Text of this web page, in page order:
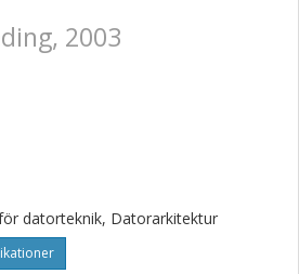
2003
datorteknik, Datorarkitektur